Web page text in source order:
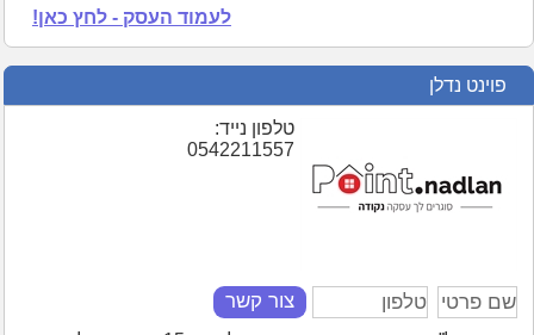
לעמוד העסק - לחץ כאן!
פוינט נדלן
טלפון נייד:
0542211557
צור קשר